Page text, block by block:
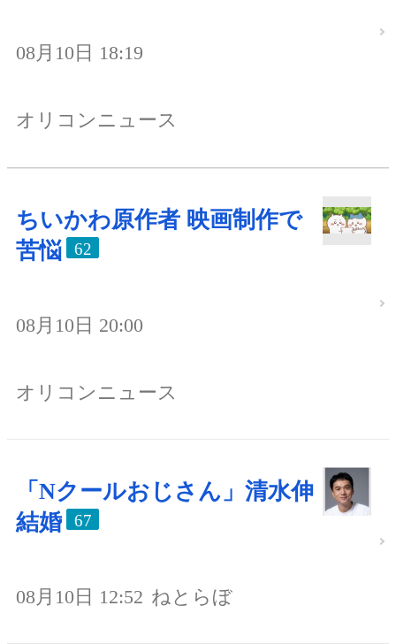
08月10日 18:19
オリコンニュース
ちいかわ原作者 映画制作で
苦悩
62
08月10日 20:00
オリコンニュース
「Nクールおじさん」清水伸
結婚
67
08月10日 12:52 ねとらぼ